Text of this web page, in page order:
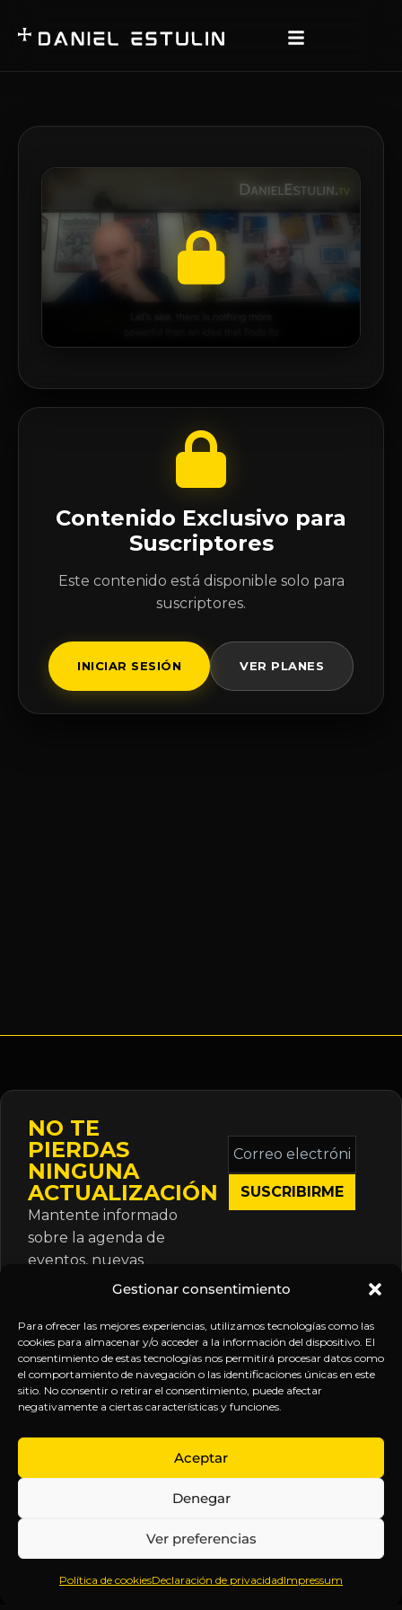
Gestionar consentimiento
Para ofrecer las mejores experiencias, utilizamos tecnologías como las
cookies para almacenar y/o acceder a la información del dispositivo. El
consentimiento de estas tecnologías nos permitirá procesar datos como
el comportamiento de navegación o las identificaciones únicas en este
sitio. No consentir o retirar el consentimiento, puede afectar
negativamente a ciertas características y funciones.
Aceptar
Denegar
Ver preferencias
Política de cookiesDeclaración de privacidadImpressum
Contenido Exclusivo para
Suscriptores
Este contenido está disponible solo para
suscriptores.
INICIAR SESIÓN VER PLANES
NO TE
PIERDAS
NINGUNA
ACTUALIZACIÓN
Mantente informado
sobre la agenda de
eventos, nuevas
publicaciones y
suscripción.
Correo
electrónico
*
Inteligencia
Anticipándonos
EXPLORA
Inicio
Sobre
Contenido
Webinars
LEGAL
Política
de
Términos y
Aviso
SÍGUENOS